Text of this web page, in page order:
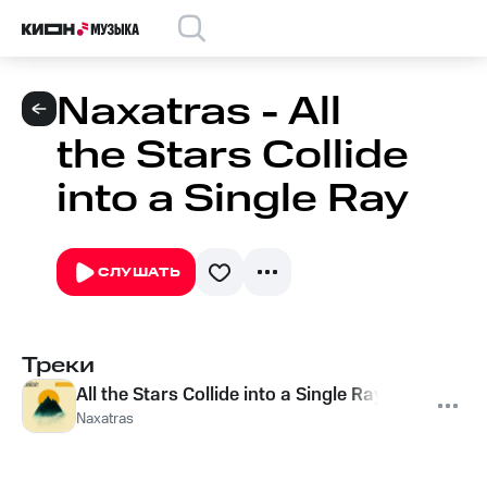
Naxatras - All
the Stars Collide
into a Single Ray
СЛУШАТЬ
Треки
All the Stars Collide into a Single Ray
Naxatras